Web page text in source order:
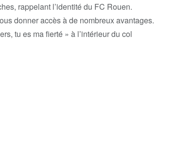
rappelant l’identité du FC Rouen.
donner accès à de nombreux avantages.
tu es ma fierté » à l’intérieur du col